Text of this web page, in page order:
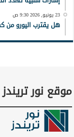
23 يونيو, 2026 9:30 ص
هل يقترب اليورو من كسر
موقع نور تريندز